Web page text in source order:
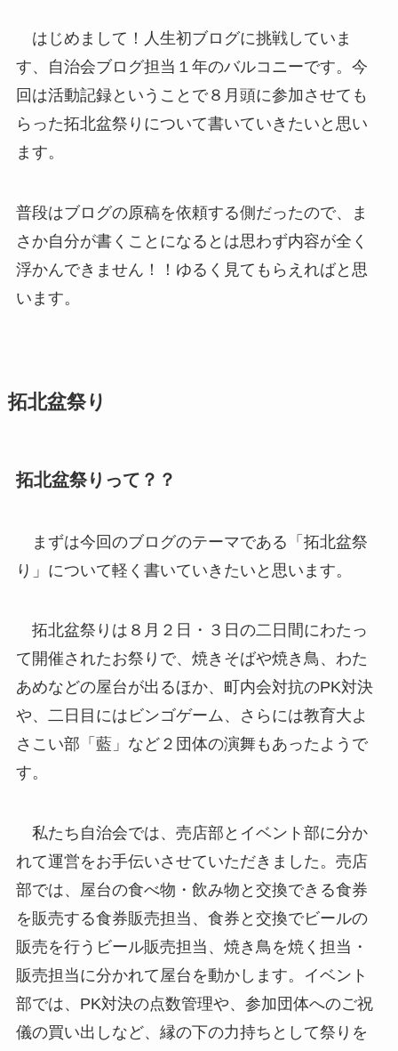
はじめまして！人生初ブログに挑戦していま
す、自治会ブログ担当１年のバルコニーです。今
回は活動記録ということで８月頭に参加させても
らった拓北盆祭りについて書いていきたいと思い
ます。
普段はブログの原稿を依頼する側だったので、ま
さか自分が書くことになるとは思わず内容が全く
浮かんできません！！ゆるく見てもらえればと思
います。
拓北盆祭り
拓北盆祭りって？？
まずは今回のブログのテーマである「拓北盆祭
り」について軽く書いていきたいと思います。
拓北盆祭りは８月２日・３日の二日間にわたっ
て開催されたお祭りで、焼きそばや焼き鳥、わた
あめなどの屋台が出るほか、町内会対抗のPK対決
や、二日目にはビンゴゲーム、さらには教育大よ
さこい部「藍」など２団体の演舞もあったようで
す。
私たち自治会では、売店部とイベント部に分か
れて運営をお手伝いさせていただきました。売店
部では、屋台の食べ物・飲み物と交換できる食券
を販売する食券販売担当、食券と交換でビールの
販売を行うビール販売担当、焼き鳥を焼く担当・
販売担当に分かれて屋台を動かします。イベント
部では、PK対決の点数管理や、参加団体へのご祝
儀の買い出しなど、縁の下の力持ちとして祭りを